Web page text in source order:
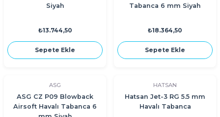
Siyah
₺13.744,50
Sepete Ekle
Tabanca 6 mm Siyah
₺18.364,50
Sepete Ekle
ASG
ASG CZ P09 Blowback
Airsoft Havalı Tabanca 6
HATSAN
Hatsan Jet-3 RG 5.5 mm
Havalı Tabanca